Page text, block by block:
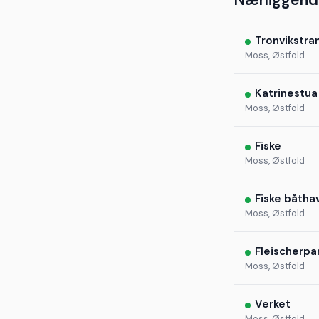
Moss, Østfold
Katrinestua
Moss, Østfold
Fiske
Moss, Østfold
Fiske
Moss, Østfold
Moss, Østfold
Verket